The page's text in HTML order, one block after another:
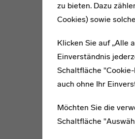
zu bieten. Dazu
Cookies) sowie
Klicken Sie auf „Alle
Einverständnis
Schaltfläche
auch ohne Ihr
Möchten Sie die
Schaltfläche